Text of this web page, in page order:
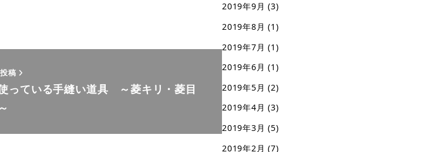
稿
っている手縫い道具 ～菱キリ・菱目
2019年9月 (3)
2019年8月 (1)
2019年7月 (1)
2019年6月 (1)
2019年5月 (2)
2019年4月 (3)
2019年3月 (5)
2019年2月 (7)